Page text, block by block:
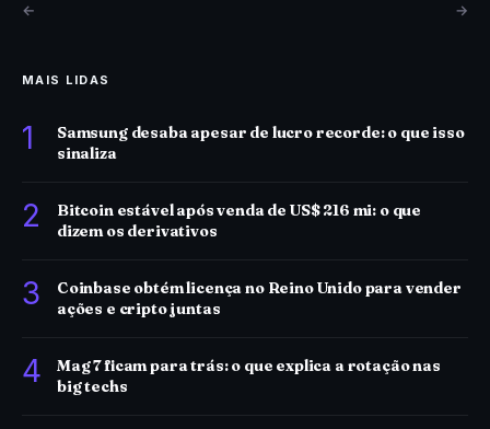
← →
MAIS LIDAS
1
Samsung desaba apesar de lucro recorde: o que isso
sinaliza
2
Bitcoin estável após venda de US$ 216 mi: o que
dizem os derivativos
3
Coinbase obtém licença no Reino Unido para vender
ações e cripto juntas
4
Mag 7 ficam para trás: o que explica a rotação nas
big techs